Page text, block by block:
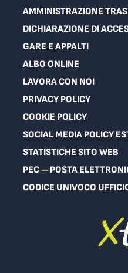
AMMINISTRAZIONE
DICHIARAZIONE DI
GARE E APPALTI
ALBO ONLINE
LAVORA CON NOI
PRIVACY POLICY
COOKIE POLICY
SOCIAL MEDIA POLICY
STATISTICHE SITO WEB
PEC – POSTA
CODICE UNIVOCO